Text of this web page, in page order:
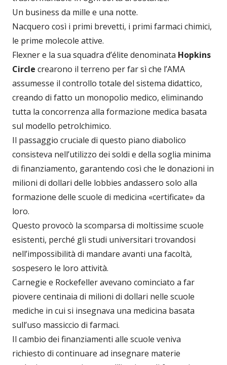
Un business da mille e una notte.
Nacquero così i primi brevetti, i primi farmaci chimici,
le prime molecole attive.
Flexner e la sua squadra d’élite denominata Hopkins
Circle crearono il terreno per far sì che l’AMA
assumesse il controllo totale del sistema didattico,
creando di fatto un monopolio medico, eliminando
tutta la concorrenza alla formazione medica basata
sul modello petrolchimico.
Il passaggio cruciale di questo piano diabolico
consisteva nell’utilizzo dei soldi e della soglia minima
di finanziamento, garantendo così che le donazioni in
milioni di dollari delle lobbies andassero solo alla
formazione delle scuole di medicina «certificate» da
loro.
Questo provocò la scomparsa di moltissime scuole
esistenti, perché gli studi universitari trovandosi
nell’impossibilità di mandare avanti una facoltà,
sospesero le loro attività.
Carnegie e Rockefeller avevano cominciato a far
piovere centinaia di milioni di dollari nelle scuole
mediche in cui si insegnava una medicina basata
sull’uso massiccio di farmaci.
Il cambio dei finanziamenti alle scuole veniva
richiesto di continuare ad insegnare materie